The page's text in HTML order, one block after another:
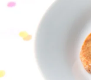
いる。